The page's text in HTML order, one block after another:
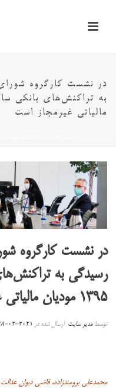
در نشست کارگروه
مالیاتی غیرمجاز است
در نشست کارگروه
رسیدگی به
۱۳۹۵ مودیان مالیاتی غیرمجاز است
توسطمدیر سایت ارسال شده در 2021-02-28
محمدعلی برومندزاده، قاضی دیوان